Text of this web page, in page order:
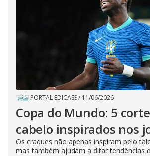
PORTAL EDICASE/ 11/06/2026
Copa do Mundo: 5
cabelo inspirados nos
Os craques não apenas inspiram pelo
mas também ajudam a ditar tendências